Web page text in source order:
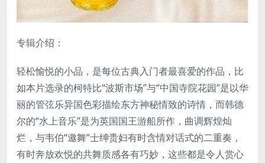
专辑介绍：
轻松愉悦的小品，是每位古典入门者最喜爱的作品，比
如本片选录的柯特比“波斯市场”与“中国寺院花园”是以华
丽的管弦乐异国色彩描绘东方神秘情致的诗情，而韩德
尔的“水上音乐”是为英国国王游船所作，曲调辉煌灿
烂，与韦伯“邀舞”士绅贵妇有时含情对话式的二重奏，
有时奔放欢悦的共舞质感各有巧妙，这些都是令人赏心